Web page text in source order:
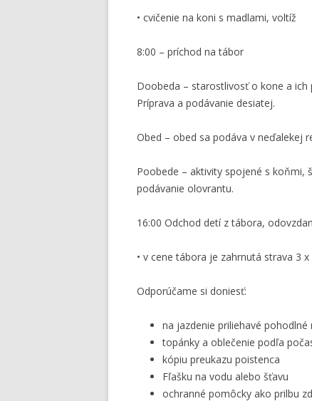
• cvičenie na koni s madlami, voltíž
8:00 – príchod na tábor
Doobeda – starostlivosť o kone a ich
Príprava a podávanie desiatej.
Obed – obed sa podáva v neďalekej
Poobede – aktivity spojené s koňmi,
podávanie olovrantu.
16:00 Odchod detí z tábora,
• v cene tábora je zahrnutá strava 3
Odporúčame si doniesť:
na jazdenie priliehavé pohodlné
topánky a oblečenie podľa
kópiu preukazu poistenca
Fľašku na vodu alebo šťavu
ochranné pomôcky ako prilbu